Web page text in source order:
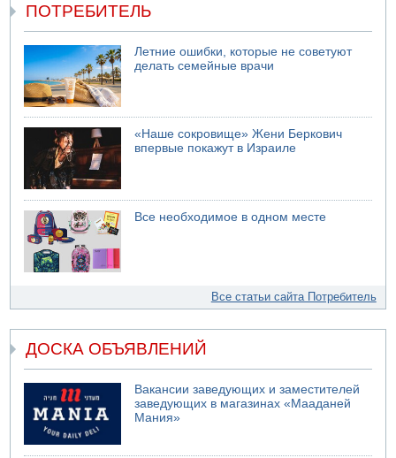
ПОТРЕБИТЕЛЬ
Летние ошибки, которые не советуют
делать семейные врачи
«Наше сокровище» Жени Беркович
впервые покажут в Израиле
Все необходимое в одном месте
Все статьи сайта Потребитель
ДОСКА ОБЪЯВЛЕНИЙ
Вакансии заведующих и заместителей
заведующих в магазинах «Мааданей
Мания»